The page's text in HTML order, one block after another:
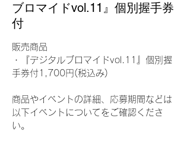
ブロマイドvol.11』個別握手券
付
販売商品
・『デジタルブロマイドvol.11』個別握
手券付1,700円(税込み)
商品やイベントの詳細、応募期間などは
以下イベントについてをご確認くださ
い。